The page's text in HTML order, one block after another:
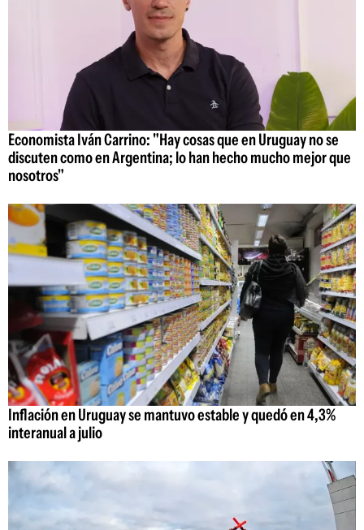
Economista Iván Carrino: "Hay cosas que en Uruguay no se
discuten como en Argentina; lo han hecho mucho mejor que
nosotros"
Inflación en Uruguay se mantuvo estable y quedó en 4,3%
interanual a julio